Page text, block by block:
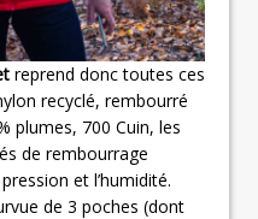
reprend donc toutes ces
recyclé, rembourré
plumes, 700 Cuin, les
de rembourrage
et l’humidité.
de 3 poches (dont